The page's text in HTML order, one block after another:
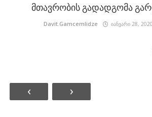
მთავრობის გადადგომა
Davit.Gamcemlidze იანვარი 28, 2020
‹ ›